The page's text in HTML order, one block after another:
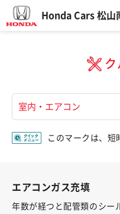
Honda Cars 松山
ク
このマークは、短
エアコンガス充填
年数が経つと配管類のシー